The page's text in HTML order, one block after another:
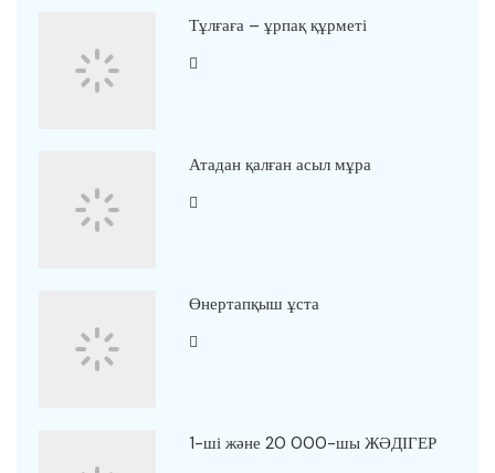
Тұлғаға – ұрпақ құрметі
Атадан қалған асыл мұра
Өнертапқыш ұста
1-ші және 20 000-шы ЖӘДІГЕР